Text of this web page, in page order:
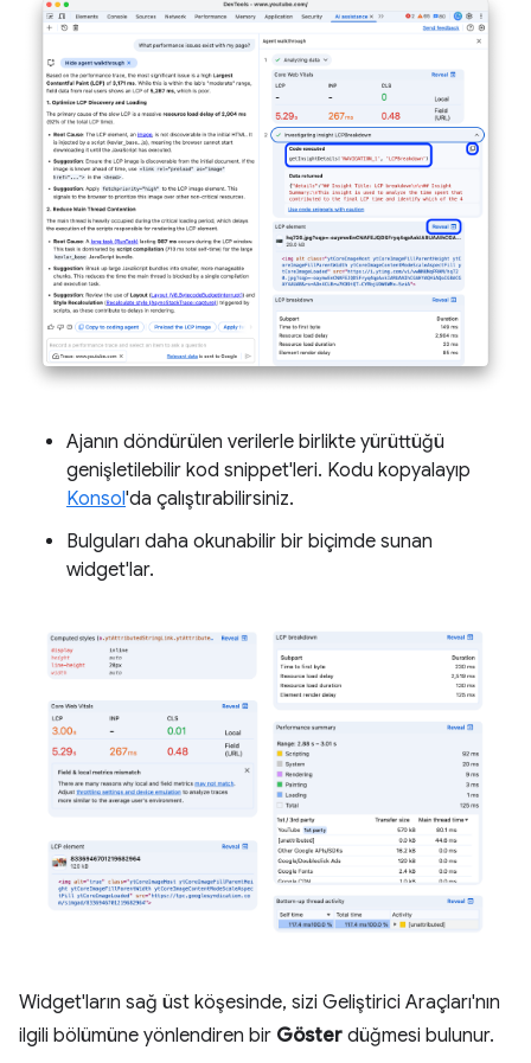
Ajanın döndürülen verilerle birlikte yürüttüğü
genişletilebilir kod snippet'leri. Kodu kopyalayıp
Konsol'da çalıştırabilirsiniz.
Bulguları daha okunabilir bir biçimde sunan
widget'lar.
Widget'ların sağ üst köşesinde, sizi Geliştirici Araçları'nın
ilgili bölümüne yönlendiren bir Göster düğmesi bulunur.